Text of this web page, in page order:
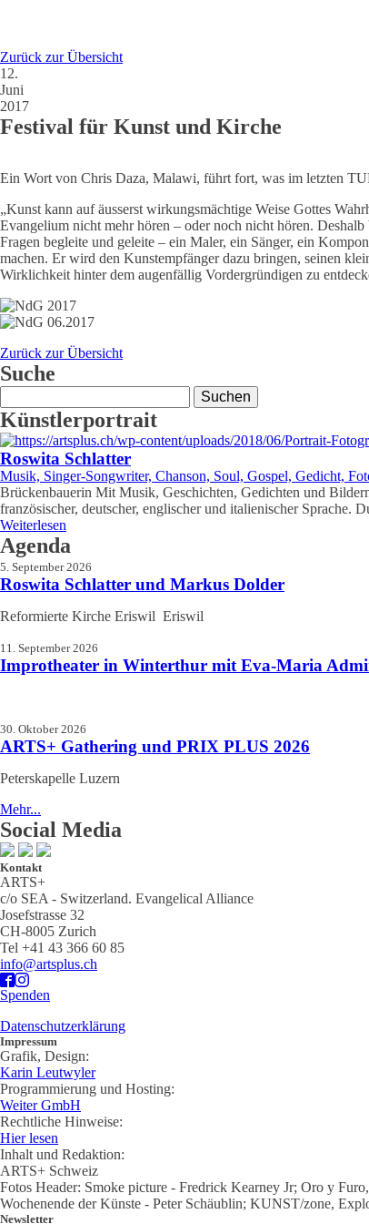
Zurück zur Übersicht
12.
Juni
2017
Festival für Kunst und Kirche
Ein Wort von Chris Daza, Malawi, führt fort, was im letzten
„Kunst kann auf äusserst wirkungsmächtige Weise Gottes
Evangelium nicht mehr hören – oder noch nicht hören.
Fragen begleite und geleite – ein Maler, ein Sänger, ein
machen. Er wird den Kunstempfänger dazu bringen, seinen
Wirklichkeit hinter dem augenfällig Vordergründigen zu
Zurück zur Übersicht
Suche
nach:
Künstlerportrait
Roswita Schlatter
Musik, Singer-Songwriter, Chanson, Soul, Gospel, Gedicht,
Brückenbauerin Mit Musik, Geschichten, Gedichten und
französischer, deutscher, englischer und italienischer Sprache.
Weiterlesen
Agenda
5. September 2026
Roswita Schlatter und Markus Dolder
Reformierte Kirche Eriswil Eriswil
11. September 2026
Improtheater in Winterthur mit Eva-Maria
30. Oktober 2026
ARTS+ Gathering und PRIX PLUS 2026
Peterskapelle Luzern
Mehr...
Social Media
Kontakt
ARTS+
c/o SEA - Switzerland. Evangelical Alliance
Josefstrasse 32
CH-8005 Zurich
Tel +41 43 366 60 85
info@artsplus.ch
Spenden
Datenschutzerklärung
Impressum
Grafik, Design:
Karin Leutwyler
Programmierung und Hosting:
Weiter GmbH
Rechtliche Hinweise:
Hier lesen
Inhalt und Redaktion:
ARTS+ Schweiz
Fotos Header: Smoke picture - Fredrick Kearney Jr; Oro y
Wochenende der Künste - Peter Schäublin; KUNST/zone,
Newsletter